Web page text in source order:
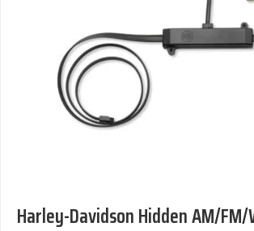
Harley-Davidson Hidden AM/